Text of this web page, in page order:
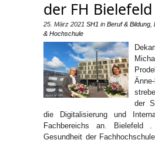
der FH Bielefeld
25. März 2021 SH1 in Beruf & Bildung
& Hochschule
der
die Digitalisierung und
Fachbereichs an. Bielefeld
Gesundheit der